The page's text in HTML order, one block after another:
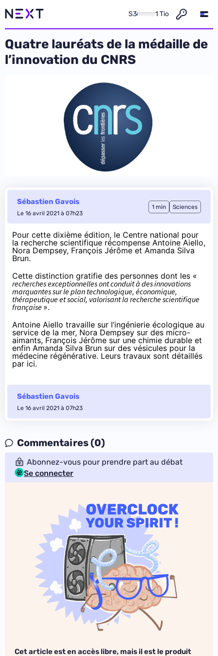
S3 1 Tio
Quatre lauréats de la médaille de
l’innovation du CNRS
Sébastien Gavois
Le 16 avril 2021 à 07h23
1 min Sciences
Pour cette dixième édition, le Centre national pour
la recherche scientifique récompense Antoine Aiello,
Nora Dempsey, François Jérôme et Amanda Silva
Brun.
Cette distinction gratifie des personnes dont les «
recherches exceptionnelles ont conduit à des innovations
marquantes sur le plan technologique, économique,
thérapeutique et social, valorisant la recherche scientifique
française ».
Antoine Aiello travaille sur l’ingénierie écologique au
service de la mer, Nora Dempsey sur des micro-
aimants, François Jérôme sur une chimie durable et
enfin Amanda Silva Brun sur des vésicules pour la
médecine régénérative. Leurs travaux sontdétaillés
par ici.
Sébastien Gavois
Le 16 avril 2021 à 07h23
Commentaires (0)
Abonnez-vous pour prendre part au débat
Se connecter
Cet article est en accès libre, mais il est le produit